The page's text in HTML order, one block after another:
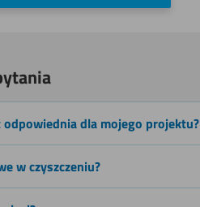
odpowiednia dla mojego projektu?
w czyszczeniu?